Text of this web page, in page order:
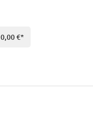
0,00 €*